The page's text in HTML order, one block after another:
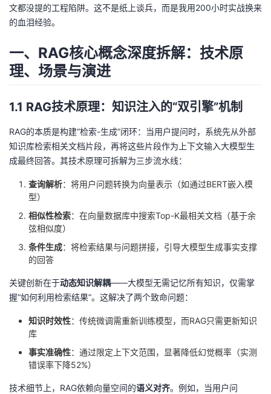
文都没提的工程陷阱。这不是纸上谈兵，而是我用200小时实战换来
的血泪经验。
一、RAG核心概念深度拆解：技术原
理、场景与演进
1.1 RAG技术原理：知识注入的“双引擎”机制
RAG的本质是构建“检索-生成”闭环：当用户提问时，系统先从外部
知识库检索相关文档片段，再将这些片段作为上下文输入大模型生
成最终回答。其技术原理可拆解为三步流水线：
查询解析：将用户问题转换为向量表示（如通过BERT嵌入模
型）
相似性检索：在向量数据库中搜索Top-K最相关文档（基于余
弦相似度）
条件生成：将检索结果与问题拼接，引导大模型生成事实支撑
的回答
关键创新在于动态知识解耦——大模型无需记忆所有知识，仅需掌
握“如何利用检索结果”。这解决了两个致命问题：
知识时效性：传统微调需重新训练模型，而RAG只需更新知识
库
事实准确性：通过限定上下文范围，显著降低幻觉概率（实测
错误率下降52%）
技术细节上，RAG依赖向量空间的语义对齐。例如，当用户问